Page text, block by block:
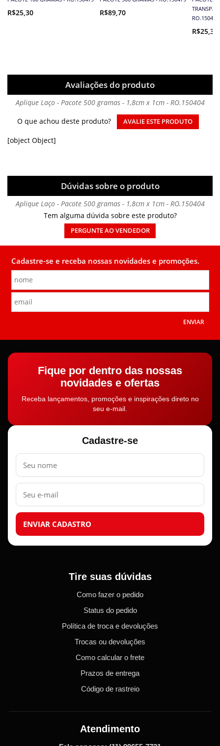
R$25,30 R$89,70
RO.150459
R$25,30
Avaliações do produto
Aplique Laço - Pacote 500 gramas - 1,8cm x 1cm - RO.150404
O que achou deste produto?
AVALIE ESTE PRODUTO
[object Object]
Dúvidas sobre o produto
Aplique Laço - Pacote 500 gramas - 1,8cm x 1cm - RO.150404
Tem alguma dúvida sobre este produto?
PERGUNTE AO VENDEDOR
Cadastre-se e receba nossas novidades e promoções.
ENVIAR
Fique por dentro das nossas
novidades e ofertas
Receba lançamentos, promoções e inspirações direto no
seu e-mail.
Cadastre-se
Nome
E-
mail
ENVIAR CADASTRO
Tire suas dúvidas
Como fazer o pedido
Status do pedido
Política de troca e devoluções
Trocas ou devoluções
Como calcular o frete
Prazos de entrega
Código de rastreio
Atendimento